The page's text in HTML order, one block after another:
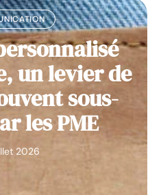
un levier de
sous-
les PME
2026